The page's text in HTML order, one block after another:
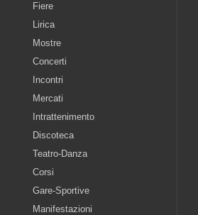
Fiere
Lirica
Mostre
Concerti
Incontri
Mercati
Intrattenimento
Discoteca
Teatro-Danza
Corsi
Gare-Sportive
Manifestazioni